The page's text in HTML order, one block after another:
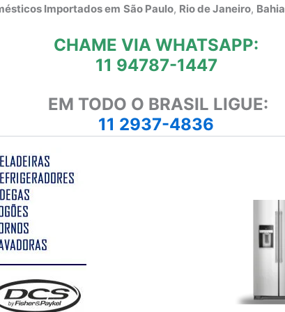
Importados em São Paulo, Rio de Janeiro, Bahia
CHAME VIA WHATSAPP:
11 94787-1447
EM TODO O BRASIL LIGUE:
11 2937-4836